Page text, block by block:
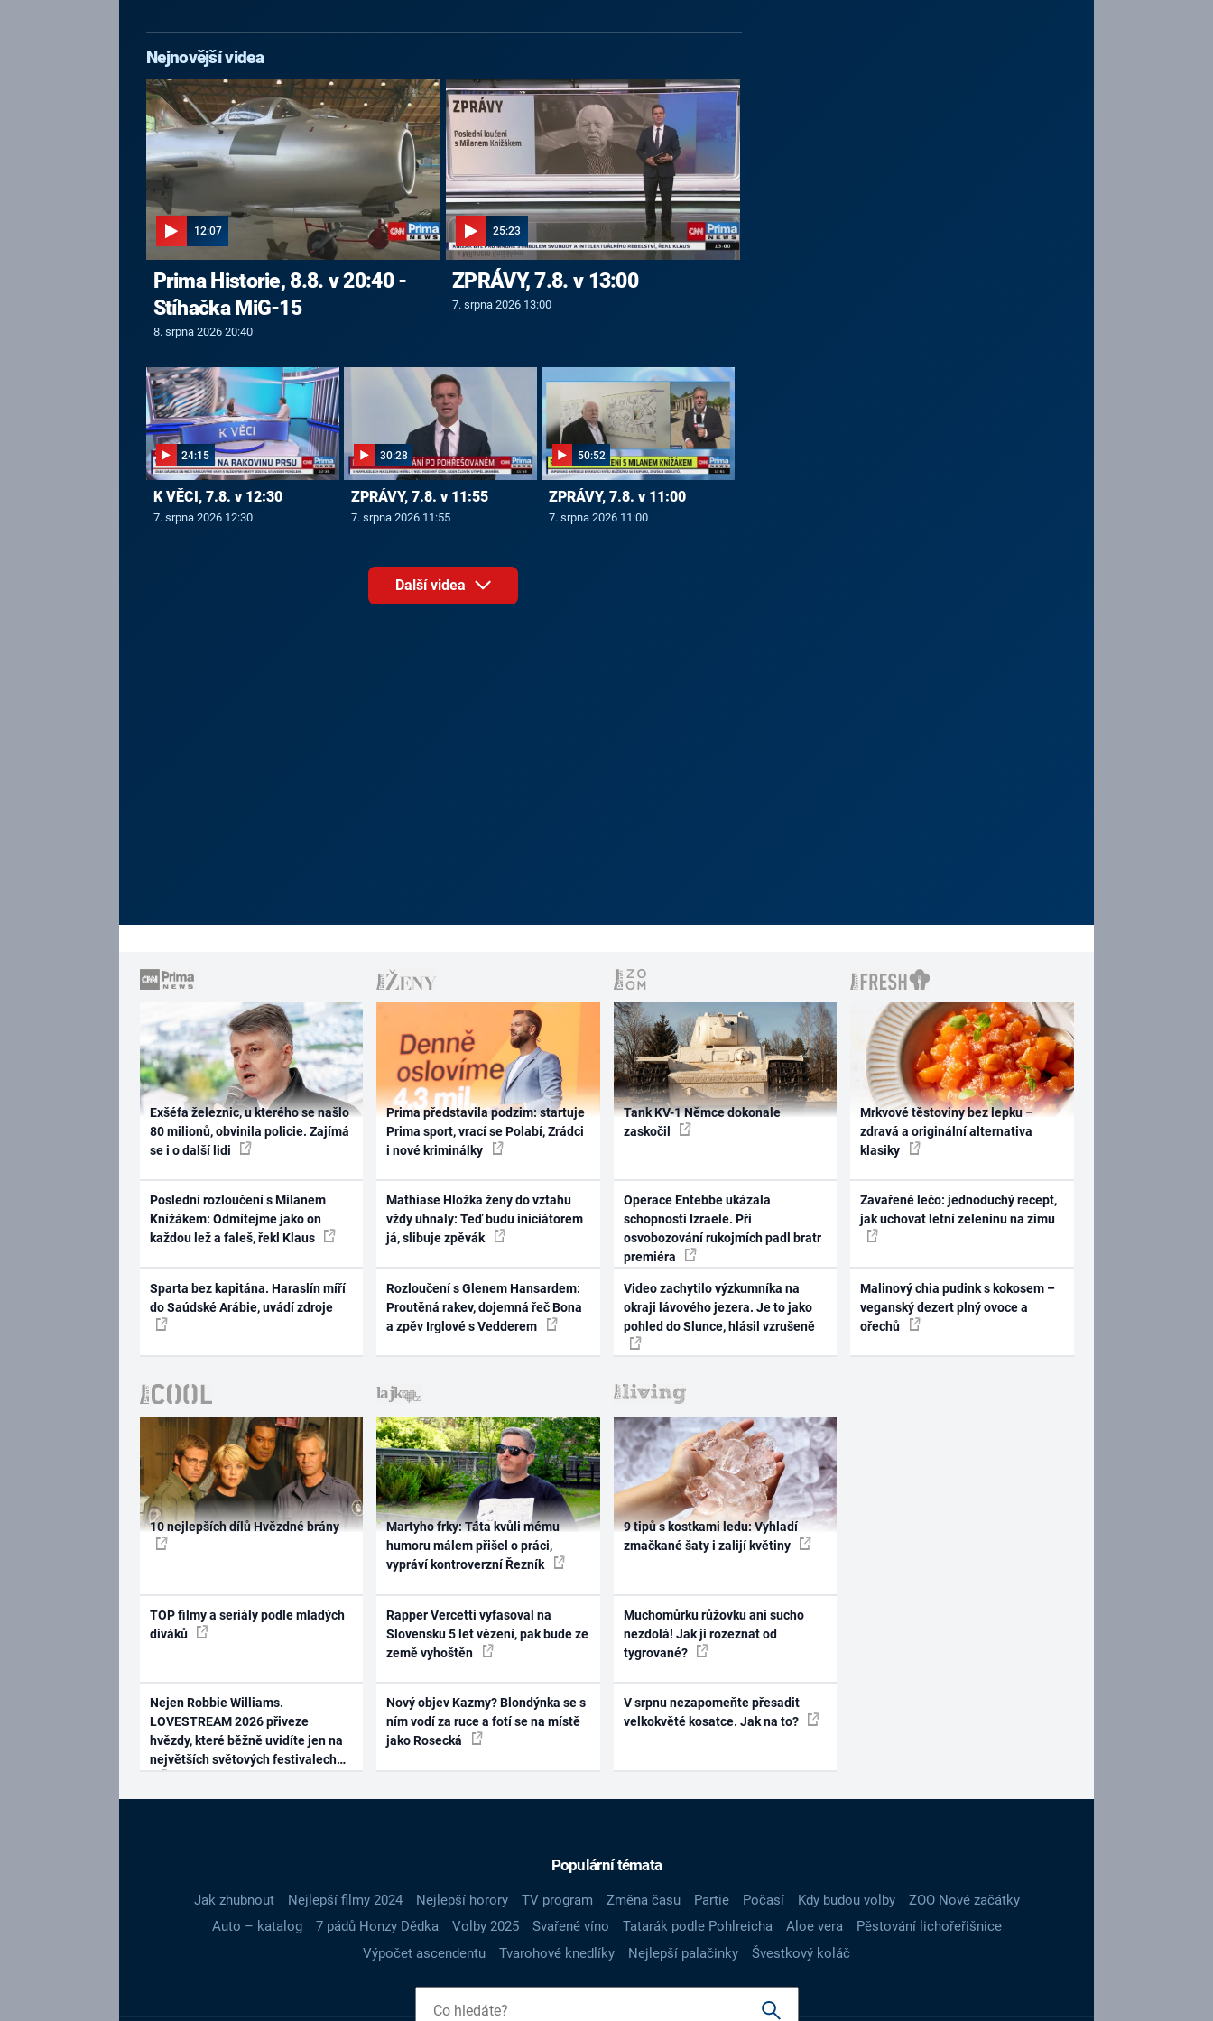
Nejnovější videa
12:07
Prima Historie, 8.8. v 20:40 -
Stíhačka MiG-15
8. srpna 2026 20:40
25:23
ZPRÁVY, 7.8. v 13:00
7. srpna 2026 13:00
24:15
K VĚCI, 7.8. v 12:30
7. srpna 2026 12:30
30:28
ZPRÁVY, 7.8. v 11:55
7. srpna 2026 11:55
50:52
ZPRÁVY, 7.8. v 11:00
7. srpna 2026 11:00
Další videa
Exšéfa železnic, u kterého se našlo
80 milionů, obvinila policie. Zajímá
se i o další lidi
Poslední rozloučení s Milanem
Knížákem: Odmítejme jako on
každou lež a faleš, řekl Klaus
Sparta bez kapitána. Haraslín míří
do Saúdské Arábie, uvádí zdroje
Prima představila podzim: startuje
Prima sport, vrací se Polabí, Zrádci
i nové kriminálky
Mathiase Hložka ženy do vztahu
vždy uhnaly: Teď budu iniciátorem
já, slibuje zpěvák
Rozloučení s Glenem Hansardem:
Proutěná rakev, dojemná řeč Bona
a zpěv Irglové s Vedderem
Tank KV-1 Němce dokonale
zaskočil
Operace Entebbe ukázala
schopnosti Izraele. Při
osvobozování rukojmích padl bratr
premiéra
Video zachytilo výzkumníka na
okraji lávového jezera. Je to jako
pohled do Slunce, hlásil vzrušeně
Mrkvové těstoviny bez lepku –
zdravá a originální alternativa
klasiky
Zavařené lečo: jednoduchý recept,
jak uchovat letní zeleninu na zimu
Malinový chia pudink s kokosem –
veganský dezert plný ovoce a
ořechů
10 nejlepších dílů Hvězdné brány
TOP filmy a seriály podle mladých
diváků
Nejen Robbie Williams.
LOVESTREAM 2026 přiveze
hvězdy, které běžně uvidíte jen na
největších světových festivalech
Martyho frky: Táta kvůli mému
humoru málem přišel o práci,
vypráví kontroverzní Řezník
Rapper Vercetti vyfasoval na
Slovensku 5 let vězení, pak bude ze
země vyhoštěn
Nový objev Kazmy? Blondýnka se s
ním vodí za ruce a fotí se na místě
jako Rosecká
9 tipů s kostkami ledu: Vyhladí
zmačkané šaty i zalijí květiny
Muchomůrku růžovku ani sucho
nezdolá! Jak ji rozeznat od
tygrované?
V srpnu nezapomeňte přesadit
velkokvěté kosatce. Jak na to?
Populární témata
Jak zhubnout Nejlepší filmy 2024 Nejlepší horory TV program Změna času Partie Počasí Kdy budou volby
ZOO Nové začátky
Auto – katalog
7 pádů Honzy Dědka Volby 2025 Svařené víno Tatarák podle Pohlreicha Aloe vera
Pěstování lichořeřišnice
Výpočet ascendentu
Tvarohové knedlíky Nejlepší palačinky Švestkový koláč